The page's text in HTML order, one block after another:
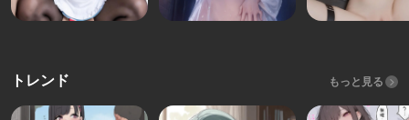
トレンド もっと見る